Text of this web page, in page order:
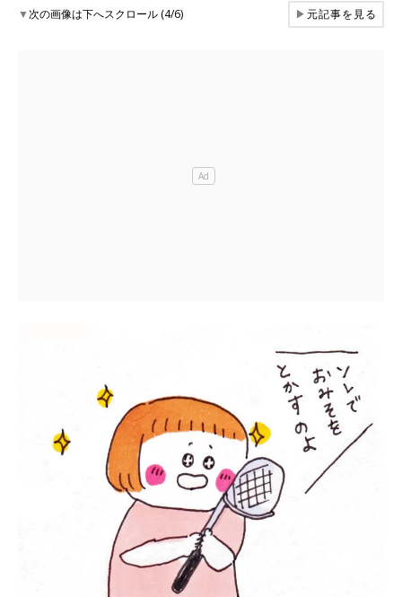
▼次の画像は下へスクロール (4/6) ▶元記事を見る